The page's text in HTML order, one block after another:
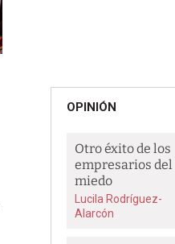
OPINIÓN
Otro éxito de los
empresarios del
miedo
Lucila Rodríguez-
Alarcón